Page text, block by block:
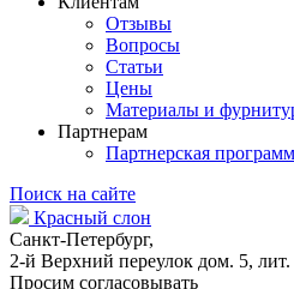
Отзывы
Вопросы
Статьи
Цены
Материалы и
Партнерам
Партнерская
Поиск на сайте
Красный слон
Санкт-Петербург,
2-й Верхний переулок дом. 5,
Просим согласовывать